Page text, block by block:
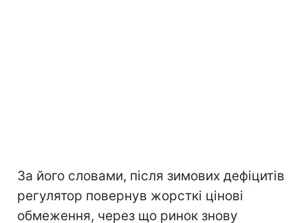
За його словами, після зимових дефіцитів
регулятор повернув жорсткі цінові
обмеження, через що ринок знову